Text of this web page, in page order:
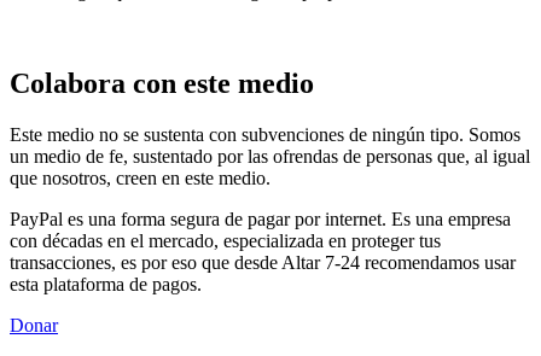
Colabora con este medio
Este medio no se sustenta con subvenciones de ningún tipo. Somos
un medio de fe, sustentado por las ofrendas de personas que, al igual
que nosotros, creen en este medio.
PayPal es una forma segura de pagar por internet. Es una empresa
con décadas en el mercado, especializada en proteger tus
transacciones, es por eso que desde Altar 7-24 recomendamos usar
esta plataforma de pagos.
Donar